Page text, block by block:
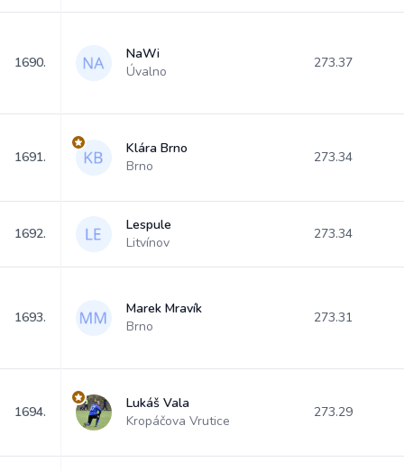
1690.
NaWi
Úvalno
273.37
1691.
Klára Brno
Brno
273.34
1692.
Lespule
Litvínov
273.34
1693.
Marek Mravík
Brno
273.31
1694.
Lukáš Vala
Kropáčova Vrutice
273.29